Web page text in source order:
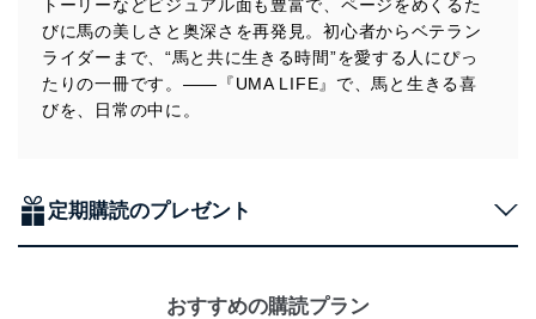
に、下記セキュリティ対策をはじめとする安全対策を実
施し、個人情報の漏えい、滅失またはき損の防止及び是
正に努めます。
アクセス制御
アクセス者の識別と認証
者を識別・認証しています。
トーリーなどビジュアル面も豊富で、ページをめくるた
びに馬の美しさと奥深さを再発見。初心者からベテラン
ライダーまで、“馬と共に生きる時間”を愛する人にぴっ
たりの一冊です。――『UMA LIFE』で、馬と生きる喜
びを、日常の中に。
定期購読のプレゼント
おすすめの購読プラン